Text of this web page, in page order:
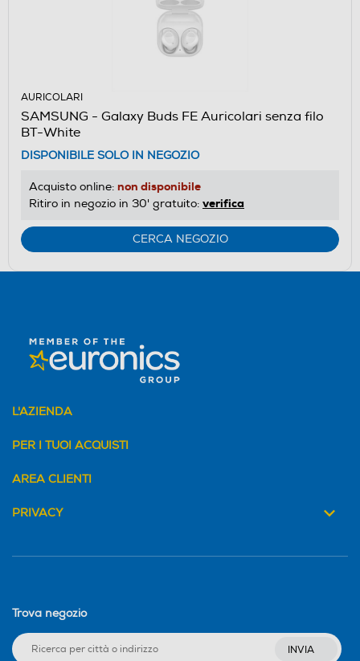
AURICOLARI
SAMSUNG - Galaxy Buds FE Auricolari senza filo
BT-White
DISPONIBILE SOLO IN NEGOZIO
Acquisto online: non disponibile
Ritiro in negozio in 30' gratuito: verifica
CERCA NEGOZIO
L'AZIENDA
PER I TUOI ACQUISTI
AREA CLIENTI
PRIVACY
Trova negozio
INVIA